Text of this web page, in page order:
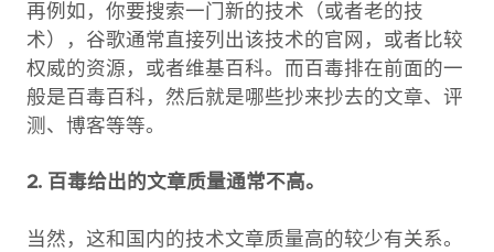
再例如，你要搜索一门新的技术（或者老的技
术），谷歌通常直接列出该技术的官网，或者比较
权威的资源，或者维基百科。而百毒排在前面的一
般是百毒百科，然后就是哪些抄来抄去的文章、评
测、博客等等。
2. 百毒给出的文章质量通常不高。
当然，这和国内的技术文章质量高的较少有关系。